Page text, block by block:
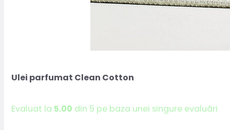
Ulei parfumat Clean Cotton
Evaluat la 5.00 din 5 pe baza unei singure evaluări